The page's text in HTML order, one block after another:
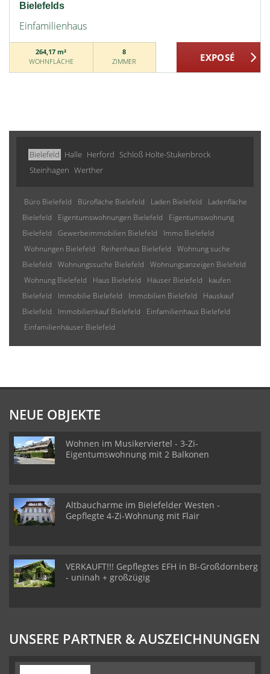
Bielefelds
Einfamilienhaus
264,17 m²
WOHNFLÄCHE
8
ZIMMER
Bielefeld Halle Herford Schloß Holte-Stukenbrock
Steinhagen Werther
Büro Bielefeld Bürofläche Bielefeld Laden Bielefeld
Ladenfläche
Bielefeld
Eigentumswohnungen Bielefeld
Eigentumswohnung
Bielefeld
Gewerbeimmobilien Bielefeld
Immo Bielefeld
Wohnungen Bielefeld
Reihenhaus Bielefeld
Wohnung suche
Bielefeld
Wohnungssuche Bielefeld
Wohnungsanzeigen Bielefeld
Wohnung Bielefeld
Haus Bielefeld Häuser Bielefeld
kaufen
Bielefeld
Immobilie Bielefeld Immobilien Bielefeld
Hauskauf
Bielefeld
Immobilienkauf Bielefeld
Einfamilienhaus Bielefeld
Einfamilienhäuser Bielefeld
NEUE OBJEKTE
Wohnen im Musikerviertel - 3-Zi-
Eigentumswohnung mit 2 Balkonen
Altbaucharme im Bielefelder Westen -
Gepflegte 4-Zi-Wohnung mit Flair
VERKAUFT!!! Gepflegtes EFH in BI-Großdornberg
- uninah + großzügig
UNSERE PARTNER & AUSZEICHNUNGEN